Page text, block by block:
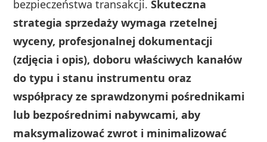
bezpieczeństwa transakcji.Skuteczna
strategia sprzedaży wymaga rzetelnej
wyceny, profesjonalnej dokumentacji
(zdjęcia i opis), doboru właściwych kanałów
do typu i stanu instrumentu oraz
współpracy ze sprawdzonymi pośrednikami
lub bezpośrednimi nabywcami, aby
maksymalizować zwrot i minimalizować